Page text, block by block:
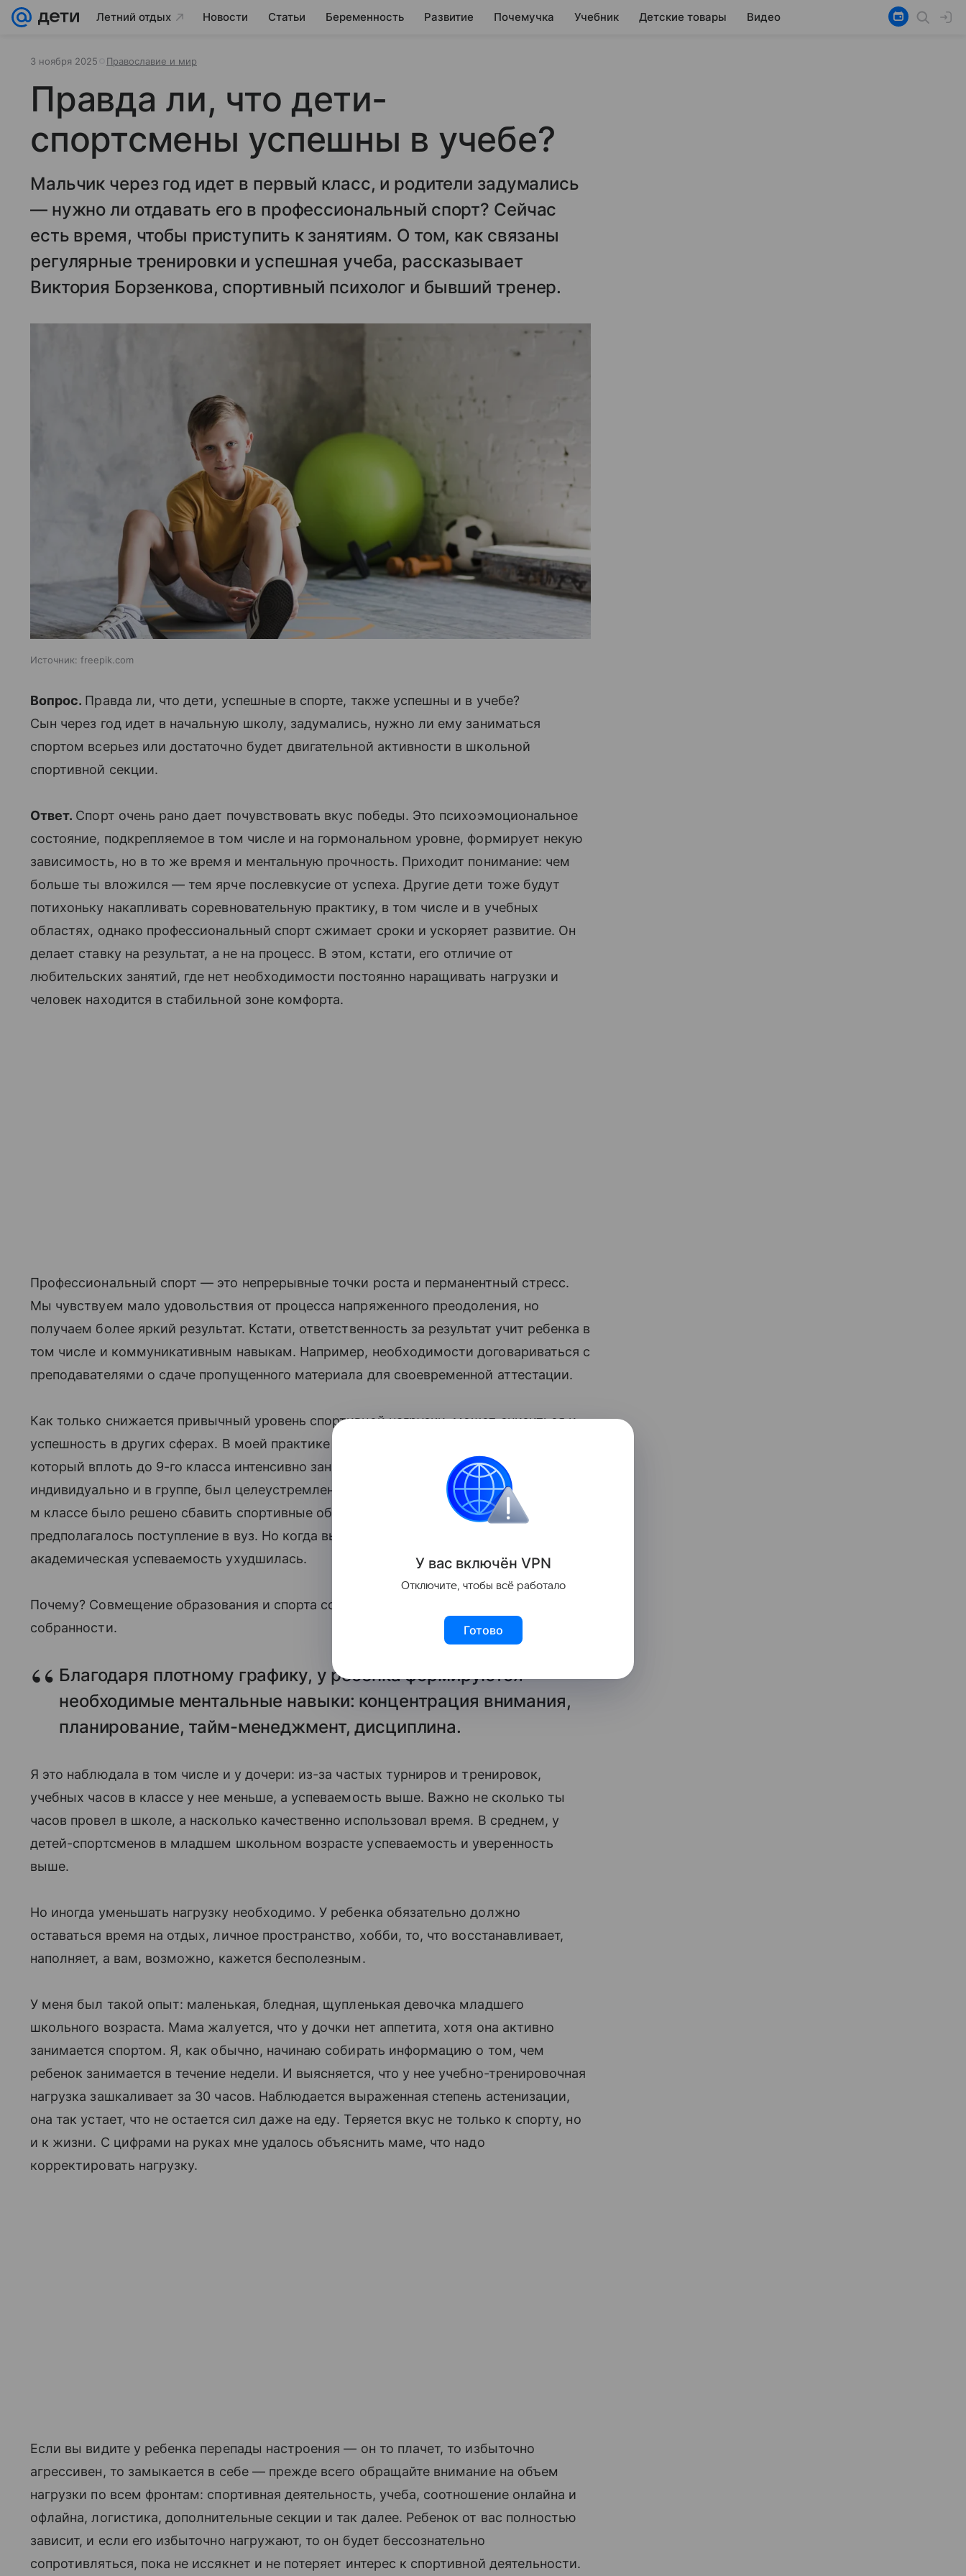
Летний отдых Новости Статьи Беременность Развитие Почемучка Учебник Детские товары Видео
3 ноября 2025 Православие и мир
Правда ли, что дети-
спортсмены успешны в учебе?
Мальчик через год идет в первый класс, и родители задумались
— нужно ли отдавать его в профессиональный спорт? Сейчас
есть время, чтобы приступить к занятиям. О том, как связаны
регулярные тренировки и успешная учеба, рассказывает
Виктория Борзенкова, спортивный психолог и бывший тренер.
Источник: freepik.com
Вопрос. Правда ли, что дети, успешные в спорте, также успешны и в учебе?
Сын через год идет в начальную школу, задумались, нужно ли ему заниматься
спортом всерьез или достаточно будет двигательной активности в школьной
спортивной секции.
Ответ. Спорт очень рано дает почувствовать вкус победы. Это психоэмоциональное
состояние, подкрепляемое в том числе и на гормональном уровне, формирует некую
зависимость, но в то же время и ментальную прочность. Приходит понимание: чем
больше ты вложился — тем ярче послевкусие от успеха. Другие дети тоже будут
потихоньку накапливать соревновательную практику, в том числе и в учебных
областях, однако профессиональный спорт сжимает сроки и ускоряет развитие. Он
делает ставку на результат, а не на процесс. В этом, кстати, его отличие от
любительских занятий, где нет необходимости постоянно наращивать нагрузки и
человек находится в стабильной зоне комфорта.
Профессиональный спорт — это непрерывные точки роста и перманентный стресс.
Мы чувствуем мало удовольствия от процесса напряженного преодоления, но
получаем более яркий результат. Кстати, ответственность за результат учит ребенка в
том числе и коммуникативным навыкам. Например, необходимости договариваться с
преподавателями о сдаче пропущенного материала для своевременной аттестации.
Как только снижается привычный уровень спортивной нагрузки, может снизиться и
успешность в других сферах. В моей практике был интересный случай. Спортсмен,
который вплоть до 9-го класса интенсивно занимался профессиональным спортом,
индивидуально и в группе, был целеустремлен, успешен и в образовании. Однако в 9-
м классе было решено сбавить спортивные обороты, тем более что впереди
предполагалось поступление в вуз. Но когда высвободилось больше времени,
академическая успеваемость ухудшилась.
Почему? Совмещение образования и спорта создает дефицит времени и требует
собранности.
Благодаря плотному графику, у ребенка формируются
необходимые ментальные навыки: концентрация внимания,
планирование, тайм-менеджмент, дисциплина.
Я это наблюдала в том числе и у дочери: из-за частых турниров и тренировок,
учебных часов в классе у нее меньше, а успеваемость выше. Важно не сколько ты
часов провел в школе, а насколько качественно использовал время. В среднем, у
детей-спортсменов в младшем школьном возрасте успеваемость и уверенность
выше.
Но иногда уменьшать нагрузку необходимо. У ребенка обязательно должно
оставаться время на отдых, личное пространство, хобби, то, что восстанавливает,
наполняет, а вам, возможно, кажется бесполезным.
У меня был такой опыт: маленькая, бледная, щупленькая девочка младшего
школьного возраста. Мама жалуется, что у дочки нет аппетита, хотя она активно
занимается спортом. Я, как обычно, начинаю собирать информацию о том, чем
ребенок занимается в течение недели. И выясняется, что у нее учебно-тренировочная
нагрузка зашкаливает за 30 часов. Наблюдается выраженная степень астенизации,
она так устает, что не остается сил даже на еду. Теряется вкус не только к спорту, но
и к жизни. С цифрами на руках мне удалось объяснить маме, что надо
корректировать нагрузку.
Если вы видите у ребенка перепады настроения — он то плачет, то избыточно
агрессивен, то замыкается в себе — прежде всего обращайте внимание на объем
нагрузки по всем фронтам: спортивная деятельность, учеба, соотношение онлайна и
офлайна, логистика, дополнительные секции и так далее. Ребенок от вас полностью
зависит, и если его избыточно нагружают, то он будет бессознательно
сопротивляться, пока не иссякнет и не потеряет интерес к спортивной деятельности.
У вас включён VPN
Отключите, чтобы всё работало
Готово